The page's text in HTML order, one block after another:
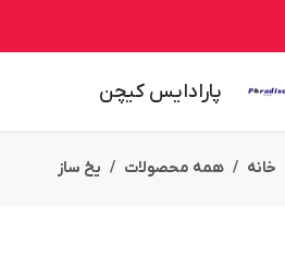
پارادایس کیچن
خانه همه محصولات یخ ساز